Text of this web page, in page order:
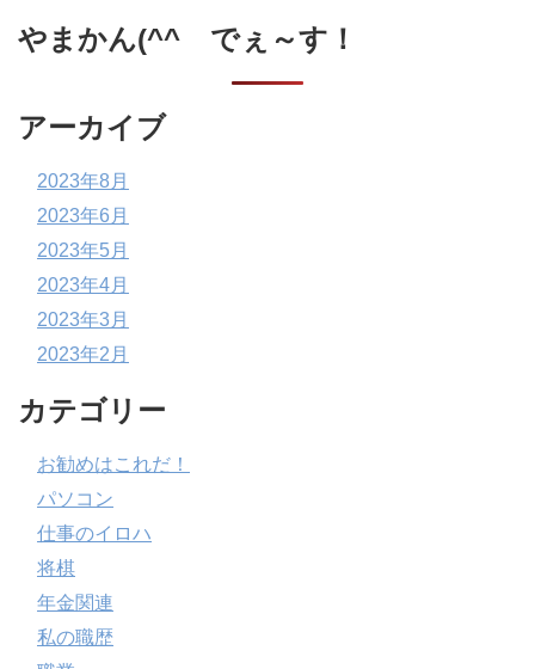
やまかん(^^ゞでぇ～す！
アーカイブ
2023年8月
2023年6月
2023年5月
2023年4月
2023年3月
2023年2月
カテゴリー
お勧めはこれだ！
パソコン
仕事のイロハ
将棋
年金関連
私の職歴